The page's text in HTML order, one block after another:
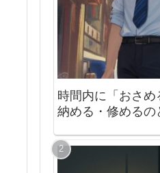
時間内に「おさめ
納める・修めるの